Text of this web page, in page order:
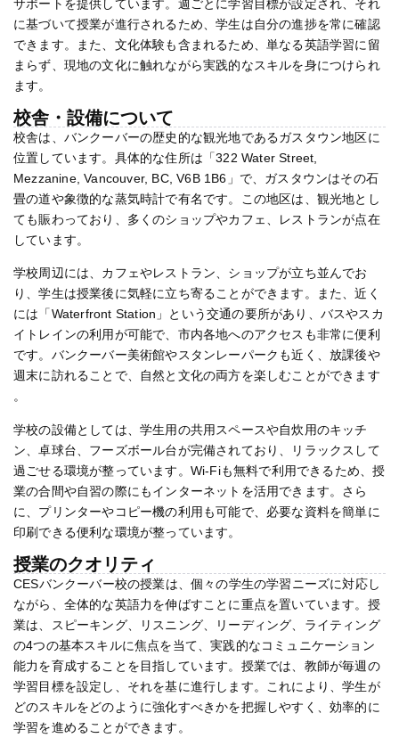
サポートを提供しています。週ごとに学習目標が設定され、それ
に基づいて授業が進行されるため、学生は自分の進捗を常に確認
できます。また、文化体験も含まれるため、単なる英語学習に留
まらず、現地の文化に触れながら実践的なスキルを身につけられ
ます。
校舎・設備について
校舎は、バンクーバーの歴史的な観光地であるガスタウン地区に
位置しています。具体的な住所は「322 Water Street,
Mezzanine, Vancouver, BC, V6B 1B6」で、ガスタウンはその石
畳の道や象徴的な蒸気時計で有名です。この地区は、観光地とし
ても賑わっており、多くのショップやカフェ、レストランが点在
しています​。
学校周辺には、カフェやレストラン、ショップが立ち並んでお
り、学生は授業後に気軽に立ち寄ることができます。また、近く
には「Waterfront Station」という交通の要所があり、バスやスカ
イトレインの利用が可能で、市内各地へのアクセスも非常に便利
です。バンクーバー美術館やスタンレーパークも近く、放課後や
週末に訪れることで、自然と文化の両方を楽しむことができます​
。
学校の設備としては、学生用の共用スペースや自炊用のキッチ
ン、卓球台、フーズボール台が完備されており、リラックスして
過ごせる環境が整っています。Wi-Fiも無料で利用できるため、授
業の合間や自習の際にもインターネットを活用できます。さら
に、プリンターやコピー機の利用も可能で、必要な資料を簡単に
印刷できる便利な環境が整っています​。
授業のクオリティ
CESバンクーバー校の授業は、個々の学生の学習ニーズに対応し
ながら、全体的な英語力を伸ばすことに重点を置いています。授
業は、スピーキング、リスニング、リーディング、ライティング
の4つの基本スキルに焦点を当て、実践的なコミュニケーション
能力を育成することを目指しています。授業では、教師が毎週の
学習目標を設定し、それを基に進行します。これにより、学生が
どのスキルをどのように強化すべきかを把握しやすく、効率的に
学習を進めることができます​。